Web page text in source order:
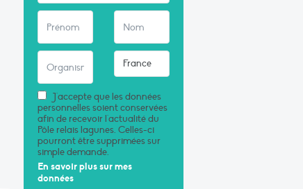
J'accepte que les données
personnelles soient conservées
afin de recevoir l'actualité du
Pôle relais lagunes. Celles-ci
pourront être supprimées sur
simple demande.
En savoir plus sur mes
données